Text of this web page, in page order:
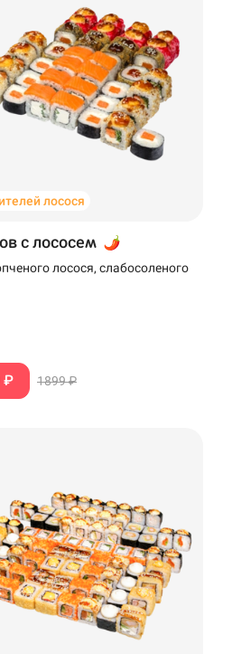
лосося
с лососем
лосося, слабосоленого
₽ 1899 ₽